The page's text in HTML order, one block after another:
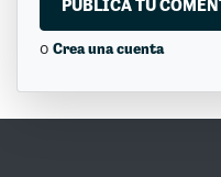
o Crea una cuenta